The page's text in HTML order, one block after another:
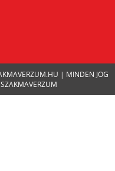
| MINDEN JOG